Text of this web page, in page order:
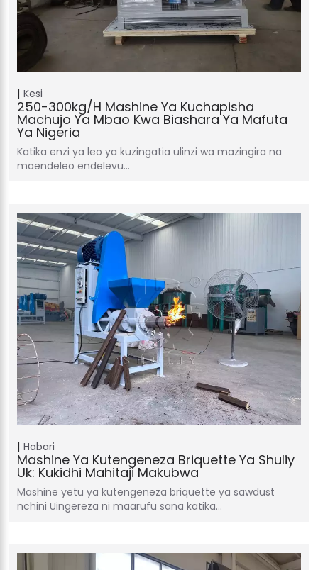
Kesi
250-300kg/h Mashine Ya Kuchapisha
Machujo Ya Mbao Kwa Biashara Ya Mafuta
Ya Nigeria
Katika enzi ya leo ya kuzingatia ulinzi wa mazingira na
maendeleo endelevu…
Habari
Mashine Ya Kutengeneza Briquette Ya Shuliy
Uk: Kukidhi Mahitaji Makubwa
Mashine yetu ya kutengeneza briquette ya sawdust
nchini Uingereza ni maarufu sana katika…